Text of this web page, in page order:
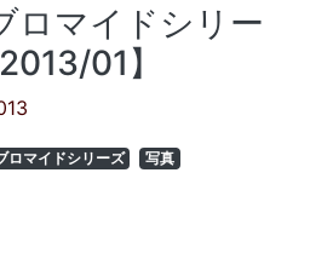
ロマイドシリー
01】
ロマイドシリーズ 写真